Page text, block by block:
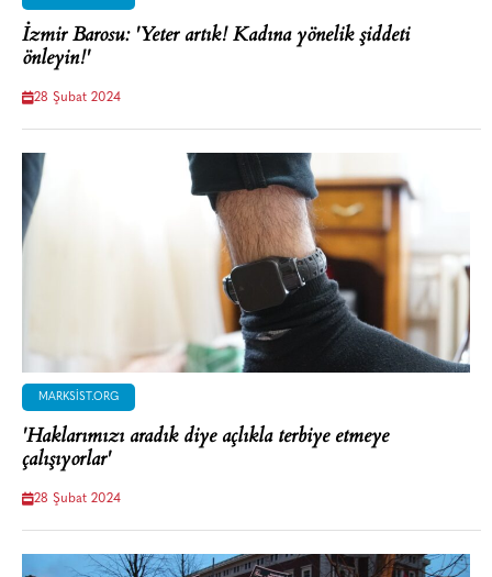
İzmir Barosu: 'Yeter artık! Kadına yönelik şiddeti
önleyin!'
28 Şubat 2024
MARKSIST.ORG
'Haklarımızı aradık diye açlıkla terbiye etmeye
çalışıyorlar'
28 Şubat 2024